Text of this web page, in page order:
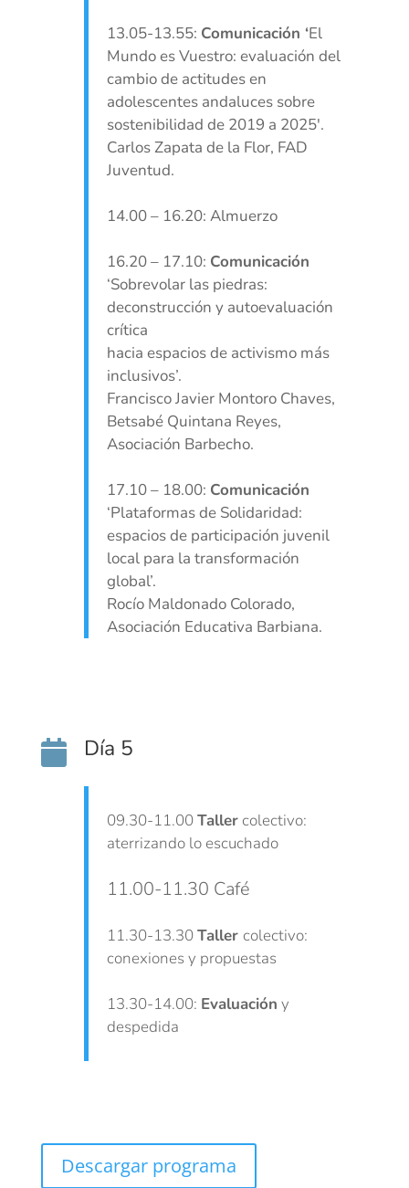
13.05-13.55: Comunicación ‘El
Mundo es Vuestro: evaluación del
cambio de actitudes en
adolescentes andaluces sobre
sostenibilidad de 2019 a 2025′.
Carlos Zapata de la Flor, FAD
Juventud.
14.00 – 16.20: Almuerzo
16.20 – 17.10: Comunicación
‘Sobrevolar las piedras:
deconstrucción y autoevaluación
crítica
hacia espacios de activismo más
inclusivos’.
Francisco Javier Montoro Chaves,
Betsabé Quintana Reyes,
Asociación Barbecho.
17.10 – 18.00: Comunicación
‘Plataformas de Solidaridad:
espacios de participación juvenil
local para la transformación
global’.
Rocío Maldonado Colorado,
Asociación Educativa Barbiana.
 Día 5
09.30-11.00Taller colectivo:
aterrizando lo escuchado
11.00-11.30 Café
11.30-13.30Taller colectivo:
conexiones y propuestas
13.30-14.00: Evaluación y
despedida
Descargar programa